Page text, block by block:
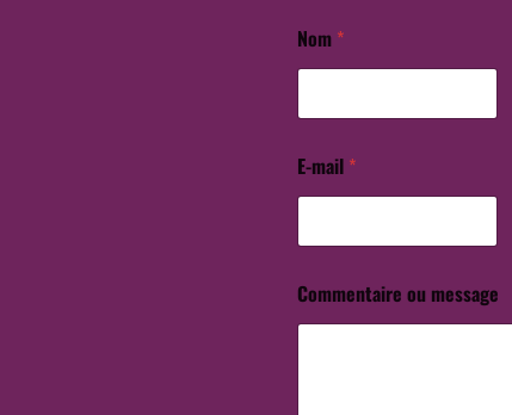
m
e
s
g
o
*
Nom *
E-mail *
Commentaire ou message